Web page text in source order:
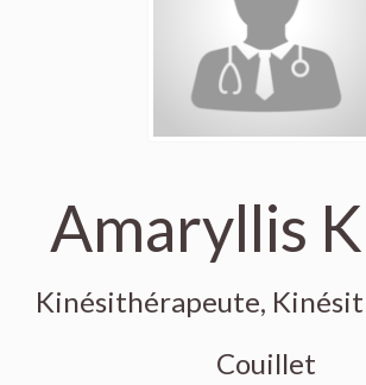
Amaryllis
Kinésithérapeute,
Couillet